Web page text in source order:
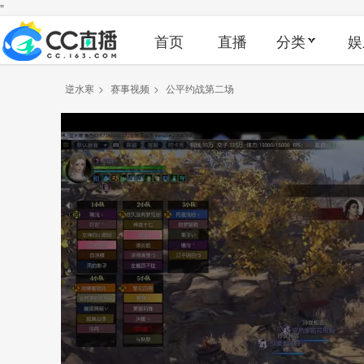
"
首页 直播 分类
逆水寒 > 赛事视频 > 公平约战第二场